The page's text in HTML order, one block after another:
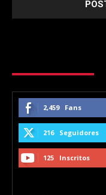
2,459 Fans
216 Seguidores
125 Inscritos